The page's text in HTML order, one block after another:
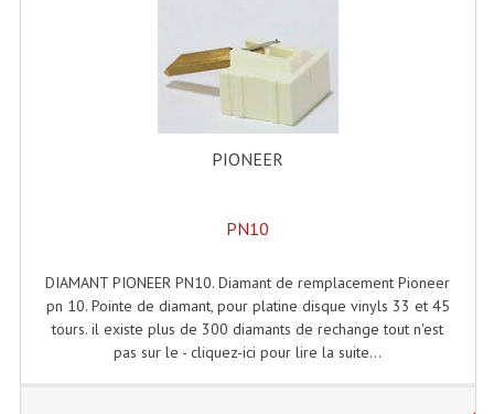
Malle Flight Multi-Usage
Meubles DJ
Rack 19" PRO Betonex
Sac Trolley De Transport
Sacs & Housses De Transport
Valises Pour Clavier
Rack 19 Pouces Multiplis
PIONEER
PN10
DIAMANT PIONEER PN10. Diamant de remplacement Pioneer
pn 10. Pointe de diamant, pour platine disque vinyls 33 et 45
tours. il existe plus de 300 diamants de rechange tout n'est
pas sur le - cliquez-ici pour lire la suite...